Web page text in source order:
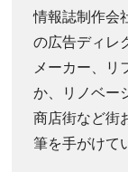
情報誌制作会
の広告ディレ
メーカー、リ
か、リノベー
商店街など街
筆を手がけて